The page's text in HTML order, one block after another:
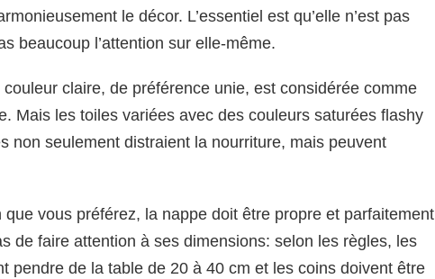
le décor. L’essentiel est qu’elle n’est pas
beaucoup l’attention sur elle-même.
claire, de préférence unie, est considérée comme
Mais les toiles variées avec des couleurs saturées flashy
non seulement distraient la nourriture, mais peuvent
que vous préférez, la nappe doit être propre et parfaitement
de faire attention à ses dimensions: selon les règles, les
pendre de la table de 20 à 40 cm et les coins doivent être